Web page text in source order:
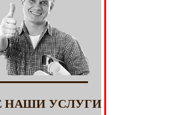
НАШИ УСЛУГИ